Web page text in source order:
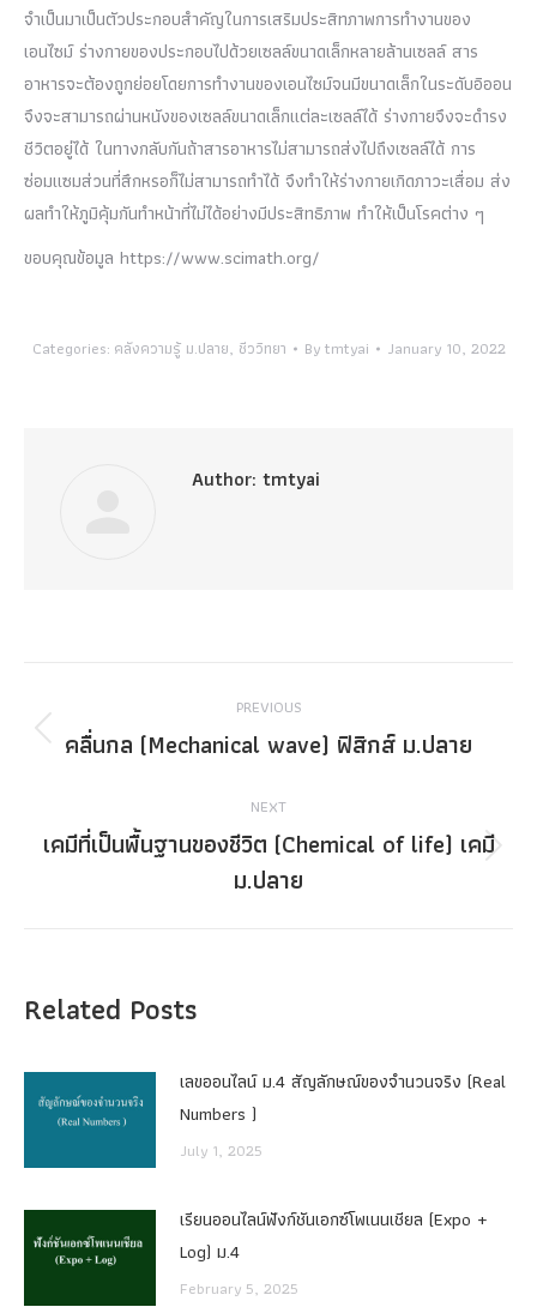
จำเป็นมาเป็นตัวประกอบสำคัญในการเสริมประสิทภาพการทำงานของ
เอนไซม์ ร่างกายของประกอบไปด้วยเซลล์ขนาดเล็กหลายล้านเซลล์ สาร
อาหารจะต้องถูกย่อยโดยการทำงานของเอนไซม์จนมีขนาดเล็กในระดับอิออน
จึงจะสามารถผ่านหนังของเซลล์ขนาดเล็กแต่ละเซลล์ได้ ร่างกายจึงจะดำรง
ชีวิตอยู่ได้ ในทางกลับกันถ้าสารอาหารไม่สามารถส่งไปถึงเซลล์ได้ การ
ซ่อมแซมส่วนที่สึกหรอก็ไม่สามารถทำได้ จึงทำให้ร่างกายเกิดภาวะเสื่อม ส่ง
ผลทำให้ภูมิคุ้มกันทำหน้าที่ไม่ได้อย่างมีประสิทธิภาพ ทำให้เป็นโรคต่าง ๆ
ขอบคุณข้อมูล https://www.scimath.org/
Categories: คลังความรู้ ม.ปลาย, ชีววิทยา Bytmtyai January 10, 2022
Author: tmtyai
navigation
PREVIOUS
Previous
คลื่นกล (Mechanical wave) ฟิสิกส์ ม.ปลาย
NEXT
Next
post:
เคมีที่เป็นพื้นฐานของชีวิต (Chemical of life) เคมี
ม.ปลาย
Related Posts
เลขออนไลน์ ม.4 สัญลักษณ์ของจำนวนจริง (Real
Numbers )
July 1, 2025
เรียนออนไลน์ฟังก์ชันเอกซ์โพเนนเชียล (Expo +
Log) ม.4
February 5, 2025